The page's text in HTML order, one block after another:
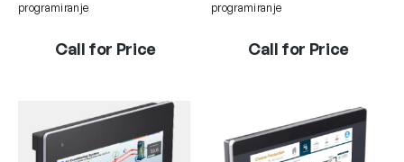
programiranje
Call for Price
programiranje
Call for Price